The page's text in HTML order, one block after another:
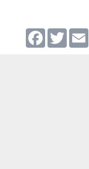
FacebookTwitter